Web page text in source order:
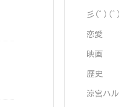
彡(ﾟ)(ﾟ)
恋愛
映画
歴史
涼宮ハ